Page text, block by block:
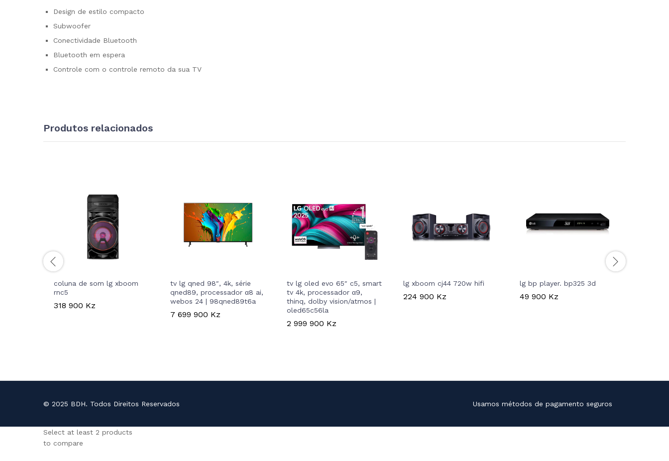
Design de estilo compacto
Subwoofer
Conectividade Bluetooth
Bluetooth em espera
Controle com o controle remoto da sua TV
Produtos relacionados
coluna de som lg xboom
rnc5
318 900 Kz
tv lg qned 98″, 4k, série
qned89, processador α8 ai,
webos 24 | 98qned89t6a
7 699 900 Kz
tv lg oled evo 65″ c5, smart
tv 4k, processador α9,
thinq, dolby vision/atmos |
oled65c56la
2 999 900 Kz
lg xboom cj44 720w hifi
224 900 Kz
lg bp player. bp325 3d
49 900 Kz
© 2025 BDH. Todos Direitos Reservados Usamos métodos de pagamento seguros
Select at least 2 products
to compare